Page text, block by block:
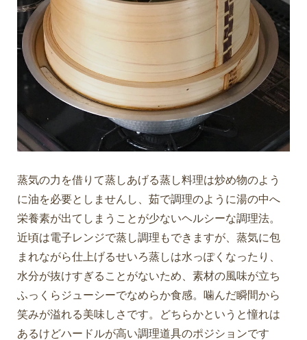
蒸気の力を借りて蒸しあげる蒸し料理は炒め物のよう
に油を必要としませんし、茹で調理のように湯の中へ
栄養素が出てしまうことが少ないヘルシーな調理法。
近頃は電子レンジで蒸し調理もできますが、蒸気に包
まれながら仕上げるせいろ蒸しは水っぽくなったり、
水分が抜けすぎることがないため、素材の風味が立ち
ふっくらジューシーでなめらか食感。噛んだ瞬間から
笑みが溢れる美味しさです。どちらかというと憧れは
あるけどハードルが高い調理道具のポジションです